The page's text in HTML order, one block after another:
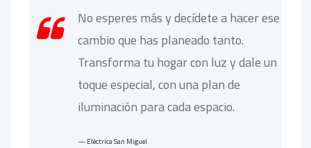
No esperes más y decídete a hacer ese
cambio que has planeado tanto.
Transforma tu hogar con luz y dale un
toque especial, con una plan de
iluminación para cada espacio.
Eléctrica San Miguel